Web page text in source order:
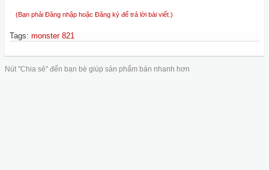
(Bạn phải Đăng nhập hoặc Đăng ký để trả lời bài viết.)
Tags: monster 821
Nút "Chia sẻ" đến bạn bè giúp sản phẩm bán nhanh hơn